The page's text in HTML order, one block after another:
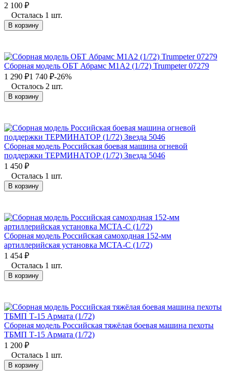
2 100 ₽
Осталась 1 шт.
В корзину
Сборная модель ОБТ Абрамс М1А2 (1/72) Trumpeter 07279
1 290 ₽1 740 ₽-26%
Осталось 2 шт.
В корзину
Сборная модель Российская боевая машина огневой
поддержки ТЕРМИНАТОР (1/72) Звезда 5046
1 450 ₽
Осталась 1 шт.
В корзину
Сборная модель Российская самоходная 152-мм
артиллерийская установка МСТА-С (1/72)
1 454 ₽
Осталась 1 шт.
В корзину
Сборная модель Российская тяжёлая боевая машина пехоты
ТБМП Т-15 Армата (1/72)
1 200 ₽
Осталась 1 шт.
В корзину